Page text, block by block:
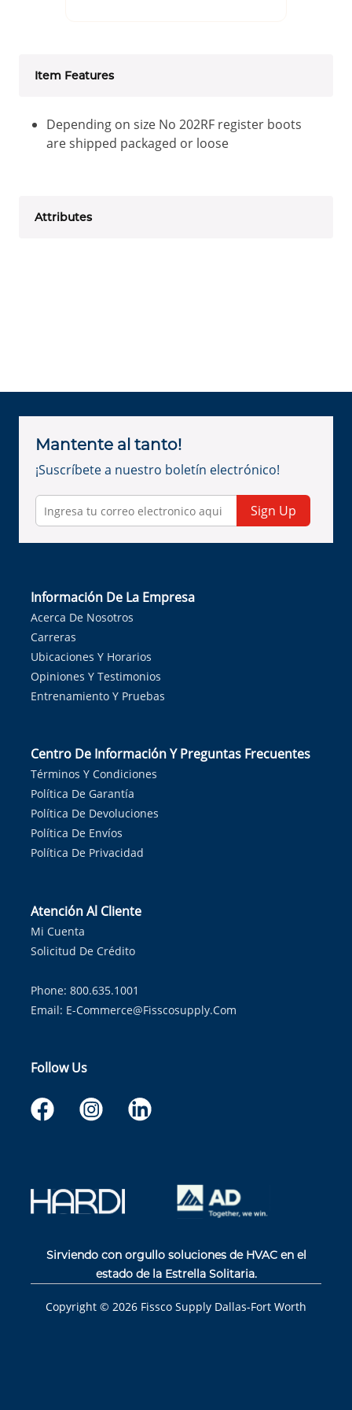
Item Features
Depending on size No 202RF register boots
are shipped packaged or loose
Attributes
Mantente al tanto!
¡Suscríbete a nuestro boletín electrónico!
Sign Up
Información De La Empresa
Acerca De Nosotros
Carreras
Ubicaciones Y Horarios
Opiniones Y Testimonios
Entrenamiento Y Pruebas
Centro De Información Y Preguntas Frecuentes
Términos Y Condiciones
Política De Garantía
Política De Devoluciones
Política De Envíos
Política De Privacidad
Atención Al Cliente
Mi Cuenta
Solicitud De Crédito
Phone: 800.635.1001
Email: E-Commerce@fisscosupply.com
Follow Us
Sirviendo con orgullo soluciones de HVAC en el
estado de la Estrella Solitaria.
Copyright © 2026 Fissco Supply Dallas-Fort Worth